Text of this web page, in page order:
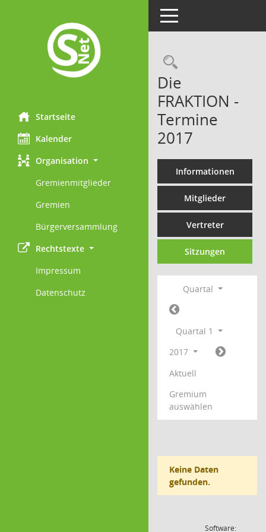
Startseite
Kalender
Organisation
Gremienmitglieder
Gremien
Bürgerversammlung
Rechtstexte
Impressum
Datenschutz
Toggle navigation
Die
FRAKTION -
Termine
2017
Informationen
Mitglieder
Vertreter
Sitzungen
Quartal
Quartal 1
2017
Aktuell
Gremium
auswählen
Keine Daten
gefunden.
Software: